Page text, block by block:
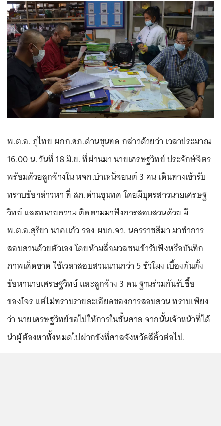
พ.ต.อ. ภูไทย ผกก.สภ.ด่านขุนทด กล่าวด้วยว่า เวลาประมาณ
16.00 น. วันที่ 18 มิ.ย. ที่ผ่านมา นายเศรษฐวิทย์ ประจักษ์จิตร
พร้อมด้วยลูกจ้างใน หจก.บำเหน็จยนต์ 3 คน เดินทางเข้ารับ
ทราบข้อกล่าวหา ที่ สภ.ด่านขุนทด โดยมีบุตรสาวนายเศรษฐ
วิทย์ และทนายความ ติดตามมาฟังการสอบสวนด้วย มี
พ.ต.อ.สุริยา นาคแก้ว รอง ผบก.จว. นครราชสีมา มาทำการ
สอบสวนด้วยตัวเอง โดยห้ามสื่อมวลชนเข้ารับฟังหรือบันทึก
ภาพเด็ดขาด ใช้เวลาสอบสวนนานกว่า 5 ชั่วโมง เบื้องต้นตั้ง
ข้อหานายเศรษฐวิทย์ และลูกจ้าง 3 คน ฐานร่วมกันรับซื้อ
ของโจร แต่ไม่ทราบรายละเอียดของการสอบสวน ทราบเพียง
ว่า นายเศรษฐวิทย์ขอไปให้การในชั้นศาล จากนั้นเจ้าหน้าที่ได้
นำผู้ต้องหาทั้งหมดไปฝากขังที่ศาลจังหวัดสีคิ้วต่อไป.